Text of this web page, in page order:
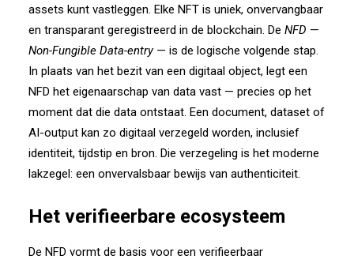
assets kunt vastleggen. Elke NFT is uniek, onvervangbaar
en transparant geregistreerd in de blockchain. De NFD —
Non-Fungible Data-entry— is de logische volgende stap.
In plaats van het bezit van een digitaal object, legt een
NFD het eigenaarschap van data vast — precies op het
moment dat die data ontstaat. Een document, dataset of
AI-output kan zo digitaal verzegeld worden, inclusief
identiteit, tijdstip en bron. Die verzegeling is het moderne
lakzegel: een onvervalsbaar bewijs van authenticiteit.
Het verifieerbare ecosysteem
De NFD vormt de basis voor een verifieerbaar